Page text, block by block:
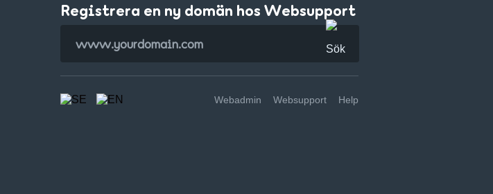
Registrera en ny domän hos Websupport
Webadmin Websupport Help